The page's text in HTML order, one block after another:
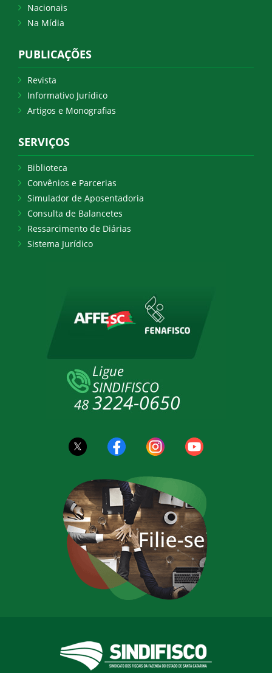
Nacionais
Na Mídia
PUBLICAÇÕES
Revista
Informativo Jurídico
Artigos e Monografias
SERVIÇOS
Biblioteca
Convênios e Parcerias
Simulador de Aposentadoria
Consulta de Balancetes
Ressarcimento de Diárias
Sistema Jurídico